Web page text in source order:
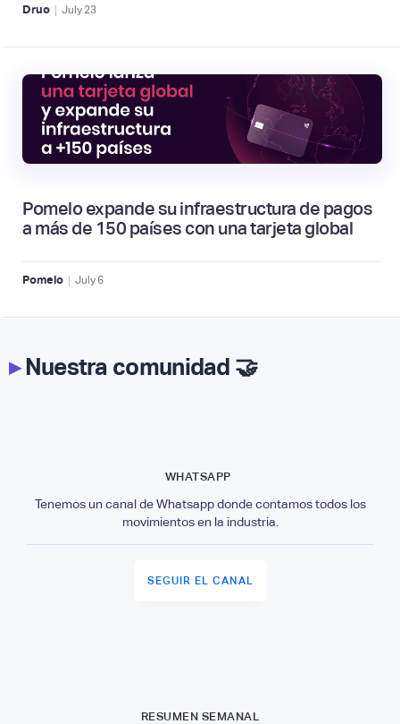
Druo | July 23
Pomelo expande su infraestructura de pagos
a más de 150 países con una tarjeta global
Pomelo | July6
▸Nuestra comunidad 🤝
WHATSAPP
Tenemos un canal de Whatsapp donde contamos todos los
movimientos en la industria.
SEGUIR EL CANAL
RESUMEN SEMANAL